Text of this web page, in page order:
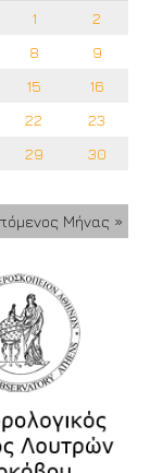
1
2
8
9
15
16
22
23
29
30
Μήνας »